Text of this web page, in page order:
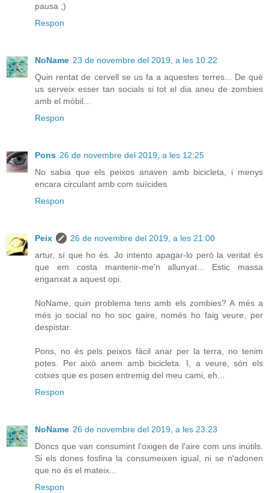
pausa ;)
Respon
NoName 23 de novembre del 2019, a les 10:22
Quin rentat de cervell se us fa a aquestes terres... De què
us serveix esser tan socials si tot el dia aneu de zombies
amb el mòbil...
Respon
Pons 26 de novembre del 2019, a les 12:25
No sabia que els peixos anaven amb bicicleta, i menys
encara circulant amb com suïcides
Respon
Peix
26 de novembre del 2019, a les 21:00
artur, sí que ho és. Jo intento apagar-lo però la veritat és
que em costa mantenir-me'n allunyat... Estic massa
enganxat a aquest opi.
NoName, quin problema tens amb els zombies? A més a
més jo social no ho soc gaire, només ho faig veure, per
despistar.
Pons, no és pels peixos fàcil anar per la terra, no tenim
potes. Per això anem amb bicicleta. I, a veure, són els
cotxes que es posen entremig del meu cami, eh...
Respon
NoName 26 de novembre del 2019, a les 23:23
Doncs que van consumint l'oxigen de l'aire com uns inútils.
Si els dones fosfina la consumeixen igual, ni se n'adonen
que no és el mateix...
Respon